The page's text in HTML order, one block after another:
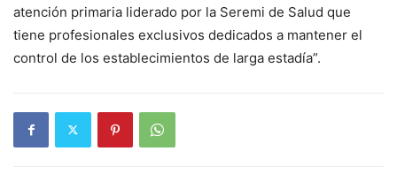
atención primaria liderado por la Seremi de Salud que
tiene profesionales exclusivos dedicados a mantener el
control de los establecimientos de larga estadía”.